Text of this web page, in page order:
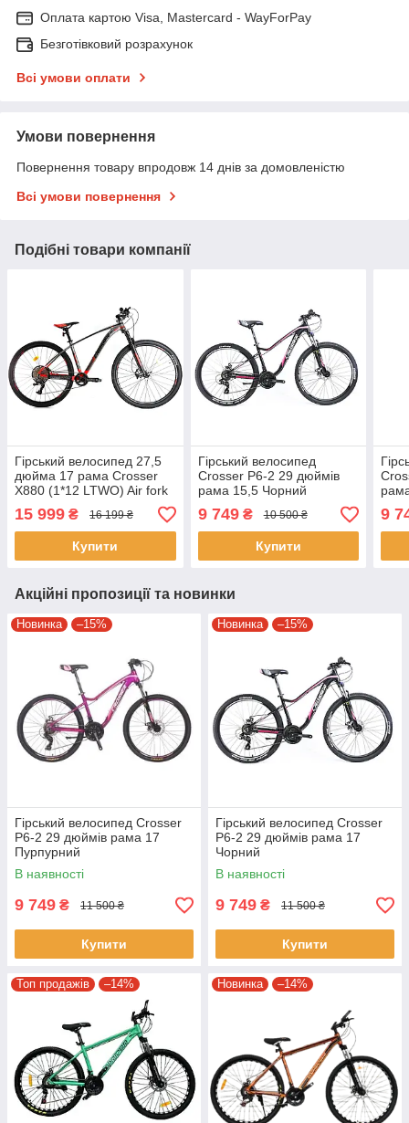
Оплата картою Visa, Mastercard - WayForPay
Безготівковий розрахунок
Всі умови оплати
Умови повернення
Повернення товару впродовж 14 днів за домовленістю
Всі умови повернення
Подібні товари компанії
Гірський велосипед 27,5
дюйма 17 рама Crosser
X880 (1*12 LTWO) Air fork
15 999 ₴ 16 199 ₴
Купити
Гірський велосипед
Crosser P6-2 29 дюймів
рама 15,5 Чорний
9 749₴ 10 500 ₴
Купити
9
Акційні пропозиції та новинки
Новинка –15%
Гірський велосипед Crosser
P6-2 29 дюймів рама 17
Пурпурний
В наявності
9 749 ₴ 11 500 ₴
Купити
Новинка –15%
Гірський велосипед Crosser
P6-2 29 дюймів рама 17
Чорний
В наявності
9 749 ₴ 11 500 ₴
Купити
Топ продажів –14% Новинка –14%